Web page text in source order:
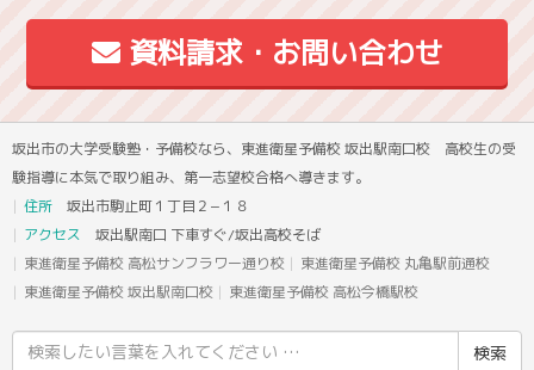
資料請求・お問い合わせ
坂出市の大学受験塾・予備校なら、東進衛星予備校 坂出駅南口校 高校生の受
験指導に本気で取り組み、第一志望校合格へ導きます。
住所 坂出市駒止町１丁目２−１８
アクセス 坂出駅南口 下車すぐ/坂出高校そば
東進衛星予備校 高松サンフラワー通り校
東進衛星予備校 丸亀駅前通校
東進衛星予備校 坂出駅南口校
東進衛星予備校 高松今橋駅校